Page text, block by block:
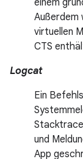
einem
Außerdem
virtuellen
CTS
Logcat
Ein
und
App